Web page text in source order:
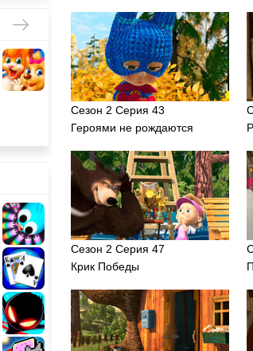
Сезон 2 Серия 43
Героями не рождаются
Сезон 2 Серия 47
Крик Победы